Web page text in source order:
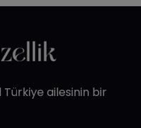
Türkiye ailesinin bir